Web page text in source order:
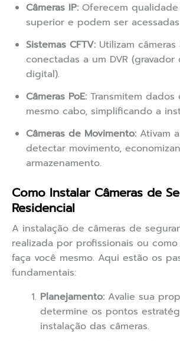
Câmeras IP: Oferecem
superior e podem ser
Sistemas CFTV: Utilizam
conectadas a um DVR
digital).
Câmeras PoE: Transmitem
mesmo cabo, simplificando a
Câmeras de Movimento: Ativam
detectar movimento,
armazenamento.
Como Instalar Câmeras de
Residencial
A instalação de câmeras de
realizada por profissionais ou
faça você mesmo. Aqui estão os
fundamentais:
Planejamento: Avalie sua
determine os pontos
instalação das câmeras.